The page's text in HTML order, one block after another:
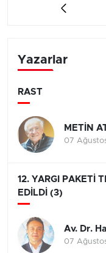
Yazarlar
RAST
METİN
07
12. YARGI PAKETİ
EDİLDİ (3)
Av. Dr.
07